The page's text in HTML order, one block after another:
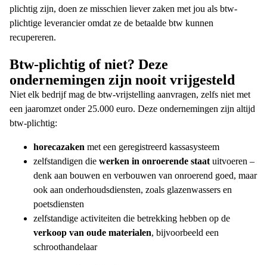
plichtig zijn, doen ze misschien liever zaken met jou als btw-
plichtige leverancier omdat ze de betaalde btw kunnen
recupereren.
Btw-plichtig of niet? Deze
ondernemingen zijn nooit vrijgesteld
Niet elk bedrijf mag de btw-vrijstelling aanvragen, zelfs niet met
een jaaromzet onder 25.000 euro. Deze ondernemingen zijn altijd
btw-plichtig:
horecazaken met een geregistreerd kassasysteem
zelfstandigen die werken in onroerende staat uitvoeren –
denk aan bouwen en verbouwen van onroerend goed, maar
ook aan onderhoudsdiensten, zoals glazenwassers en
poetsdiensten
zelfstandige activiteiten die betrekking hebben op de
verkoop van oude materialen, bijvoorbeeld een
schroothandelaar